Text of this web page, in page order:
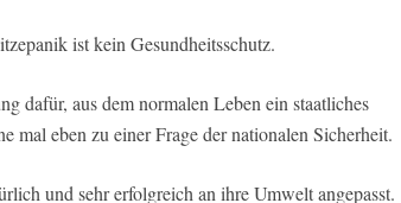
ist kein Gesundheitsschutz.
dafür, aus dem normalen Leben ein staatliches
mal eben zu einer Frage der nationalen Sicherheit.
und sehr erfolgreich an ihre Umwelt angepasst.